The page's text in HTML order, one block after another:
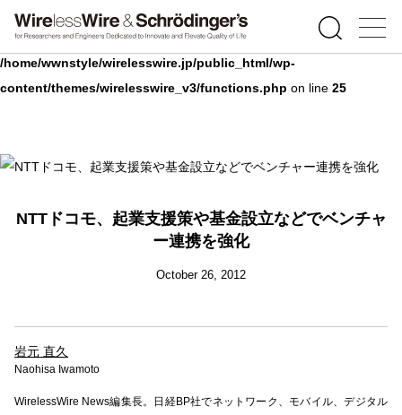
Warning: Undefined array key 0 in
/home/wwnstyle/wirelesswire.jp/public_html/wp-
content/themes/wirelesswire_v3/functions.php on line 25
NTTドコモ、起業支援策や基金設立などでベンチャ
ー連携を強化
October 26, 2012
岩元 直久
Naohisa Iwamoto
WirelessWire News編集長。日経BP社でネットワーク、モバイル、デジタル